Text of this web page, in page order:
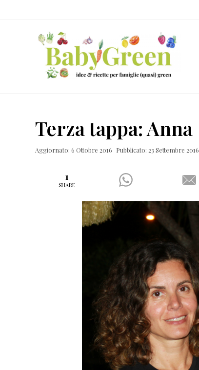
ricette
per
Terza tappa: Anna
Aggiornato: 6 Ottobre 2016 Pubblicato: 23 Settembre 2016
1
SHARE